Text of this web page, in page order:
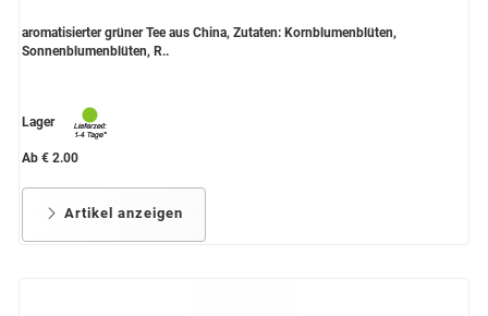
aromatisierter grüner Tee aus China, Zutaten: Kornblumenblüten,
Sonnenblumenblüten, R..
Lager
Ab € 2.00
Artikel anzeigen